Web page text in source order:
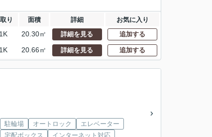
り 面積 詳細 お気に入り
1K 20.30㎡ 詳細を見る 追加する
1K 20.66㎡ 詳細を見る 追加する
駐輪場 オートロック
エレベーター
宅配ボックス
インターネット対応